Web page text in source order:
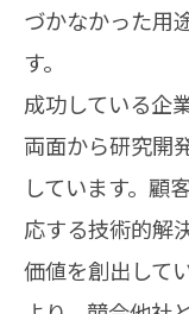
づかなかった用
す。
成功している企
両面から研究開
しています。顧
応する技術的解
価値を創出して